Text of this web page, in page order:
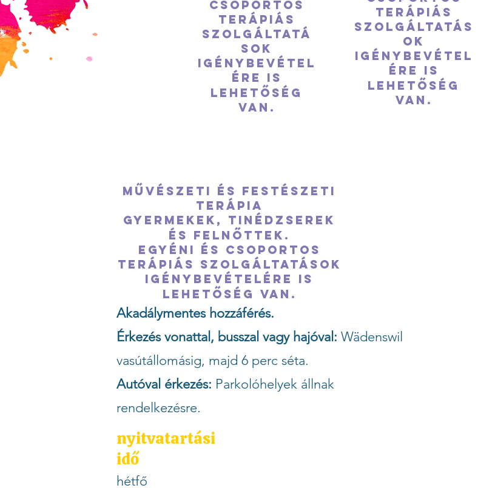
csoportos
terápiás
szolgáltatá
sok
igénybevétel
ére is
lehetőség
van.
terápiás
szolgáltatás
ok
igénybevétel
ére is
lehetőség
van.
Művészeti és festészeti
terápia
Gyermekek, tinédzserek
és felnőttek.
Egyéni és csoportos
terápiás szolgáltatások
igénybevételére is
lehetőség van.
Akadálymentes hozzáférés.
Érkezés vonattal, busszal vagy hajóval: Wädenswil
vasútállomásig, majd 6 perc séta.
Autóval érkezés: Parkolóhelyek állnak
rendelkezésre.
nyitvatartási
idő
hétfő